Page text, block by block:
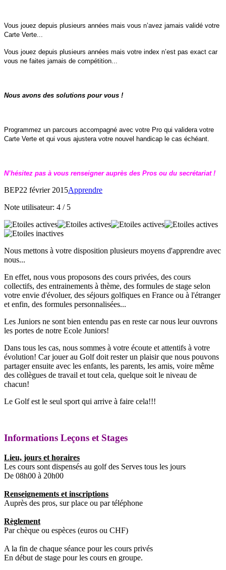
Vous jouez depuis plusieurs années mais vous n’avez jamais validé votre
Carte Verte...
Vous jouez depuis plusieurs années mais votre index n’est pas exact car
vous ne faites jamais de compétition...
Nous avons des solutions pour vous !
Programmez un parcours accompagné avec votre Pro qui validera votre
Carte Verte et qui vous ajustera votre nouvel handicap le cas échéant.
N’hésitez pas à vous renseigner auprès des Pros ou du secrétariat !
BEP22 février 2015Apprendre
Note utilisateur: 4 / 5
Nous mettons à votre disposition plusieurs moyens d'apprendre avec
nous...
En effet, nous vous proposons des cours privées, des cours
collectifs, des entrainements à thème, des formules de stage selon
votre envie d'évoluer, des séjours golfiques en France ou à l'étranger
et enfin, des formules personnalisées...
Les Juniors ne sont bien entendu pas en reste car nous leur ouvrons
les portes de notre Ecole Juniors!
Dans tous les cas, nous sommes à votre écoute et attentifs à votre
évolution! Car jouer au Golf doit rester un plaisir que nous pouvons
partager ensuite avec les enfants, les parents, les amis, voire même
des collègues de travail et tout cela, quelque soit le niveau de
chacun!
Le Golf est le seul sport qui arrive à faire cela!!!
Informations Leçons et Stages
Lieu, jours et horaires
Les cours sont dispensés au golf des Serves tous les jours
De 08h00 à 20h00
Renseignements et inscriptions
Auprès des pros, sur place ou par téléphone
Règlement
Par chèque ou espèces (euros ou CHF)
A la fin de chaque séance pour les cours privés
En début de stage pour les cours en groupe.